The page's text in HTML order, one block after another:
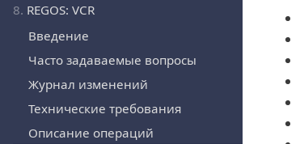
8. REGOS: VCR
Введение
Часто задаваемые вопросы
Журнал изменений
Технические требования
Описание операций